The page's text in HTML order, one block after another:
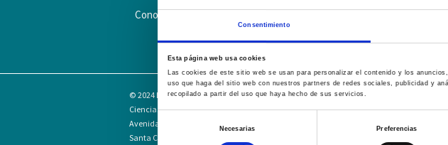
Consentimiento
Esta página web usa cookies
Las cookies de este sitio web se usan para personalizar el contenido y los
uso que haga del sitio web con nuestros partners de redes sociales, publicidad y
recopilado a partir del uso que haya hecho de sus servicios.
de
Necesarias Preferencias
Conoce la Escuela Hospital Mompía AVISO LEGAL – TÉRMINOS Y
© 2024 Escuela Técnico Profesional en
Ciencias de la Salud Hospital Mompía
Avenida de los Condes, s/n · 39100
Santa Cruz de Bezana - Cantabria ·